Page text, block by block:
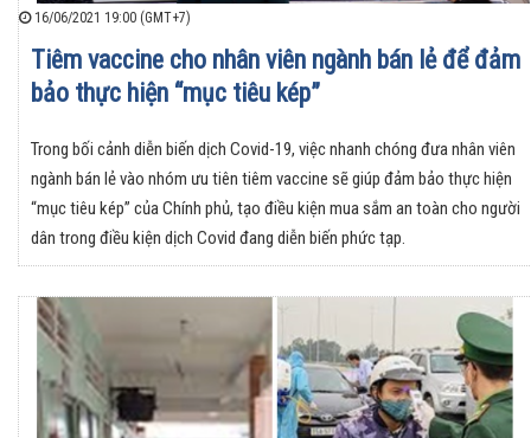
16/06/2021 19:00 (GMT+7)
Tiêm vaccine cho nhân viên ngành bán lẻ để đảm
bảo thực hiện “mục tiêu kép”
Trong bối cảnh diễn biến dịch Covid-19, việc nhanh chóng đưa nhân viên
ngành bán lẻ vào nhóm ưu tiên tiêm vaccine sẽ giúp đảm bảo thực hiện
“mục tiêu kép” của Chính phủ, tạo điều kiện mua sắm an toàn cho người
dân trong điều kiện dịch Covid đang diễn biến phức tạp.